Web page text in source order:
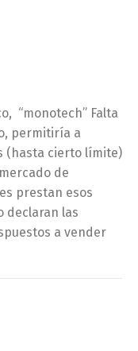
“monotech” Falta
permitiría a
(hasta cierto límite)
de
prestan esos
declaran las
a vender